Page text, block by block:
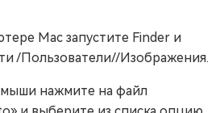
Mac запустите Finder и
/Пользователи//Изображения.
нажмите на файл